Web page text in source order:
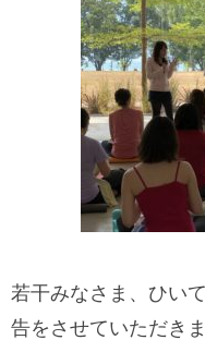
若干みなさま、ひい
告をさせていただきま